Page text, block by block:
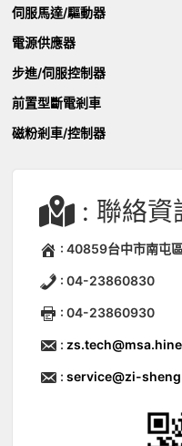
伺服馬達/驅動器
電源供應器
步進/伺服控制器
前置型斷電剎車
磁粉剎車/控制器
: 聯絡資
: 40859台中市南屯
: 04-23860830
: 04-23860930
:
:service@zi-